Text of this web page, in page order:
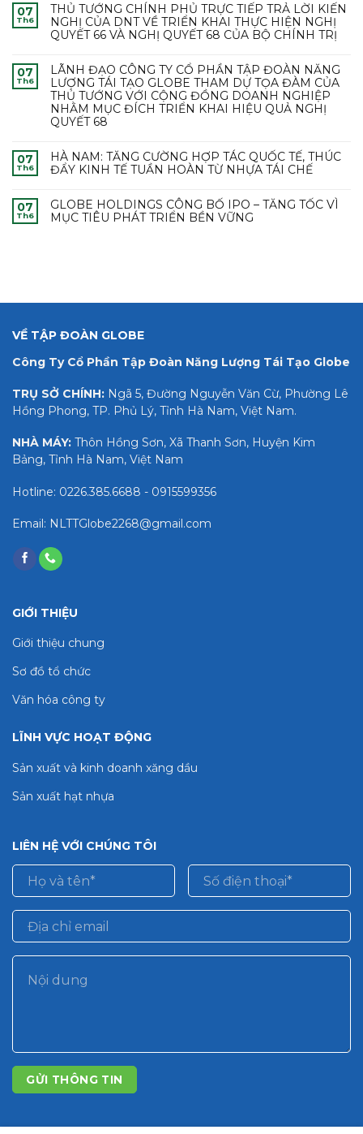
07
Th6
THỦ TƯỚNG CHÍNH PHỦ TRỰC TIẾP TRẢ LỜI KIẾN
NGHỊ CỦA DNT VỀ TRIỂN KHAI THỰC HIỆN NGHỊ
QUYẾT 66 VÀ NGHỊ QUYẾT 68 CỦA BỘ CHÍNH TRỊ
07
Th6
LÃNH ĐẠO CÔNG TY CỔ PHẦN TẬP ĐOÀN NĂNG
LƯỢNG TÁI TẠO GLOBE THAM DỰ TỌA ĐÀM CỦA
THỦ TƯỚNG VỚI CỘNG ĐỒNG DOANH NGHIỆP
NHẰM MỤC ĐÍCH TRIỂN KHAI HIỆU QUẢ NGHỊ
QUYẾT 68
07
Th6
HÀ NAM: TĂNG CƯỜNG HỢP TÁC QUỐC TẾ, THÚC
ĐẨY KINH TẾ TUẦN HOÀN TỪ NHỰA TÁI CHẾ
07
Th6
GLOBE HOLDINGS CÔNG BỐ IPO – TĂNG TỐC VÌ
MỤC TIÊU PHÁT TRIỂN BỀN VỮNG
VỀ TẬP ĐOÀN GLOBE
Công Ty Cổ Phần Tập Đoàn Năng Lượng Tái Tạo Globe
TRỤ SỞ CHÍNH: Ngã 5, Đường Nguyễn Văn Cừ, Phường Lê
Hồng Phong, TP. Phủ Lý, Tỉnh Hà Nam, Việt Nam.
NHÀ MÁY: Thôn Hồng Sơn, Xã Thanh Sơn, Huyện Kim
Bảng, Tỉnh Hà Nam, Việt Nam
Hotline: 0226.385.6688 - 0915599356
Email: NLTTGlobe2268@gmail.com
GIỚI THIỆU
Giới thiệu chung
Sơ đồ tổ chức
Văn hóa công ty
LĨNH VỰC HOẠT ĐỘNG
Sản xuất và kinh doanh xăng dầu
Sản xuất hạt nhựa
LIÊN HỆ VỚI CHÚNG TÔI